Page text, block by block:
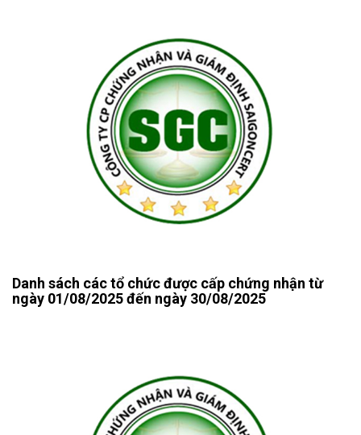
Danh sách các tổ chức được cấp chứng nhận từ
ngày 01/08/2025 đến ngày 30/08/2025